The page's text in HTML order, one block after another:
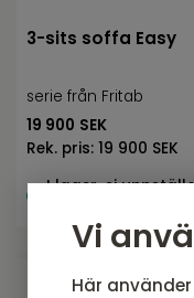
Vi
Här
3-sits soffa Easy
serie från Fritab
19 900 SEK
Rek. pris: 19 900 SEK
I lager, ej